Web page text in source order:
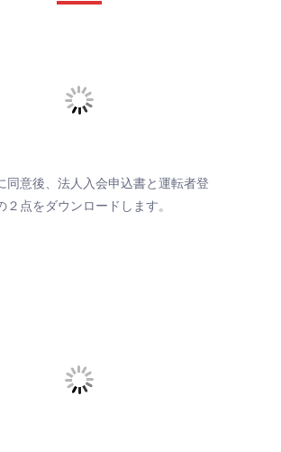
同意後、法人入会申込書と運転者登
２点をダウンロードします。